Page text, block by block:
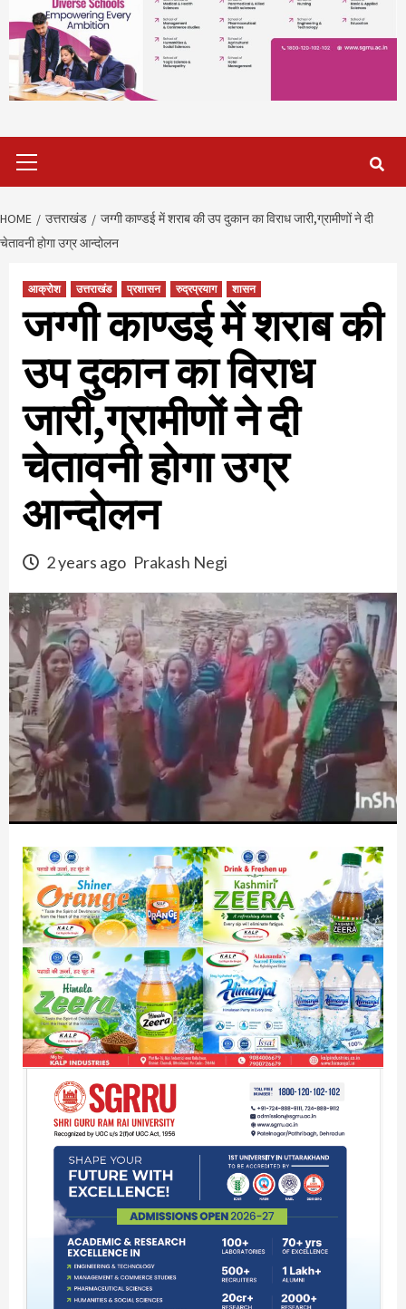
Menu
HOME उत्तराखंड
जग्गी काण्डई में शराब की उप दुकान का विराध जारी,ग्रामीणों ने दी
चेतावनी होगा उग्र आन्दोलन
आक्रोश उत्तराखंड प्रशासन रुद्रप्रयाग शासन
जग्गी काण्डई में शराब की
उप दुकान का विराध
जारी,ग्रामीणों ने दी
चेतावनी होगा उग्र
आन्दोलन
2 years ago Prakash Negi